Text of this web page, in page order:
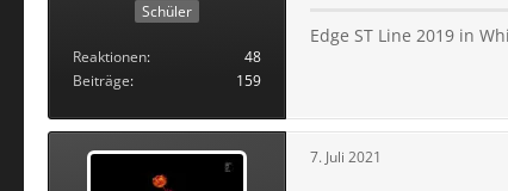
Schüler
Reaktionen
48
Beiträge
159
Edge ST Line 2019 in
7. Juli 2021